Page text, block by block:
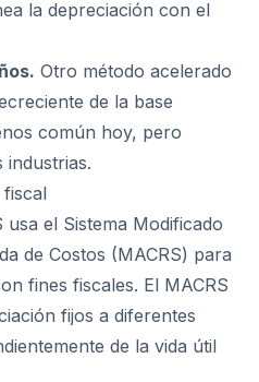
la depreciación con el
Otro método acelerado
de la base
común hoy, pero
industrias.
usa el Sistema Modificado
de Costos (MACRS) para
fines fiscales. El MACRS
fijos a diferentes
de la vida útil